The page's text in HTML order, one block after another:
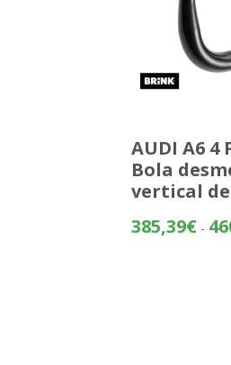
AUDI A6 4
Bola
vertical de
385,39€ -